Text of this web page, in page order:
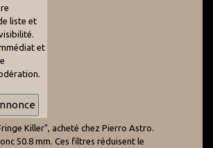
liste et
et
Killer", acheté chez Pierro Astro.
50.8 mm. Ces filtres réduisent le